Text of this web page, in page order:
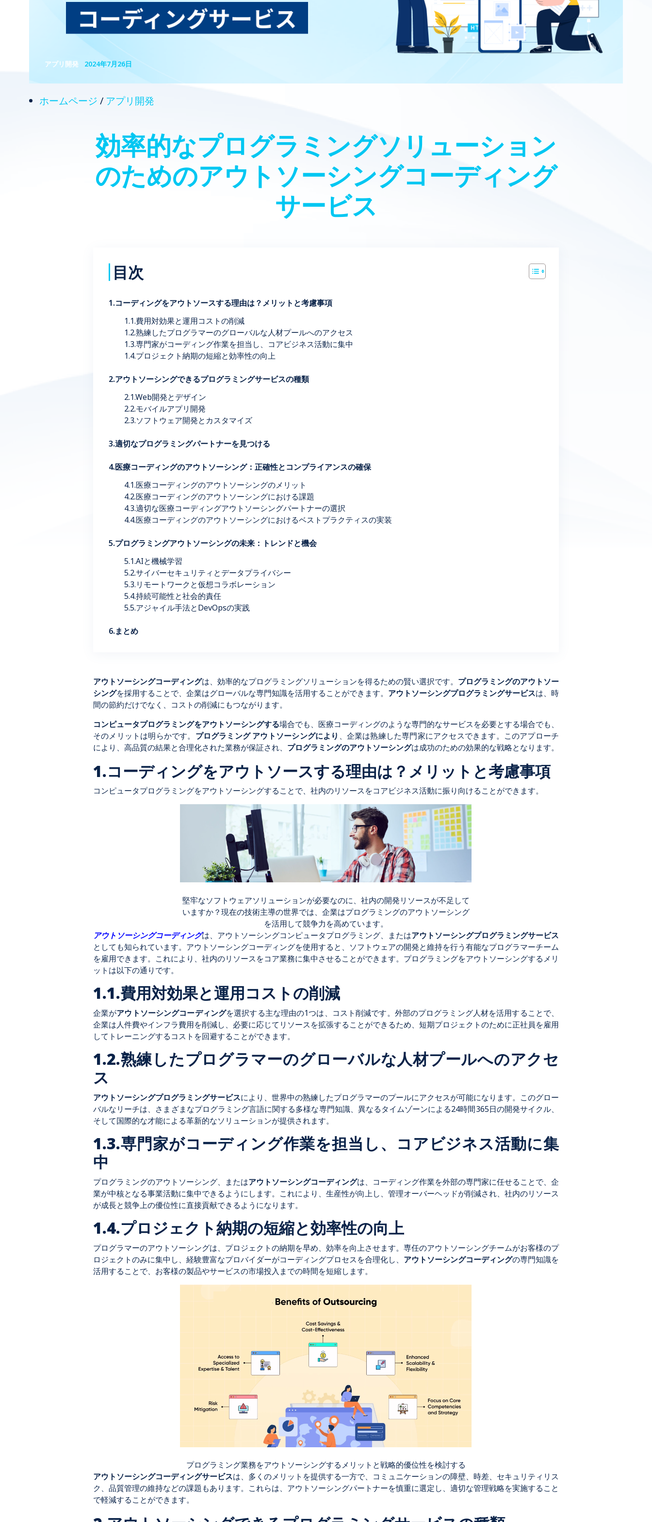
アプリ開発 2024年7月26日
ホームページ / アプリ開発
効率的なプログラミングソリューション
のためのアウトソーシングコーディング
サービス
アウトソーシングコーディングは、効率的なプログラミングソリューションを得るための賢い選択です。 プログラミングのアウトソー
シングを採用することで、企業はグローバルな専門知識を活用することができます。 アウトソーシングプログラミングサービスは、時
間の節約だけでなく、コストの削減にもつながります。
コンピュータプログラミングをアウトソーシングする場合でも、医療コーディングのような専門的なサービスを必要とする場合でも、
そのメリットは明らかです。 プログラミング アウトソーシングにより 、企業は熟練した専門家にアクセスできます。このアプローチ
により、高品質の結果と合理化された業務が保証され、 プログラミングのアウトソーシングは成功のための効果的な戦略となります。
1.コーディングをアウトソースする理由は？メリットと考慮事項
コンピュータプログラミングをアウトソーシングすることで、社内のリソースをコアビジネス活動に振り向けることができます。
堅牢なソフトウェアソリューションが必要なのに、社内の開発リソースが不足して
いますか？現在の技術主導の世界では、企業はプログラミングのアウトソーシング
を活用して競争力を高めています。
アウトソーシングコーディングは、アウトソーシングコンピュータプログラミング、またはアウトソーシングプログラミングサービス
としても知られています。アウトソーシングコーディングを使用すると、ソフトウェアの開発と維持を行う有能なプログラマーチーム
を雇用できます。これにより、社内のリソースをコア業務に集中させることができます。プログラミングをアウトソーシングするメリ
ットは以下の通りです。
1.1.費用対効果と運用コストの削減
企業がアウトソーシングコーディングを選択する主な理由の1つは、コスト削減です。外部のプログラミング人材を活用することで、
企業は人件費やインフラ費用を削減し、必要に応じてリソースを拡張することができるため、短期プロジェクトのために正社員を雇用
してトレーニングするコストを回避することができます。
1.2.熟練したプログラマーのグローバルな人材プールへのアクセ
ス
アウトソーシングプログラミングサービスにより、世界中の熟練したプログラマーのプールにアクセスが可能になります。このグロー
バルなリーチは、さまざまなプログラミング言語に関する多様な専門知識、異なるタイムゾーンによる24時間365日の開発サイクル、
そして国際的な才能による革新的なソリューションが提供されます。
1.3.専門家がコーディング作業を担当し、コアビジネス活動に集
中
プログラミングのアウトソーシング、またはアウトソーシングコーディングは、コーディング作業を外部の専門家に任せることで、企
業が中核となる事業活動に集中できるようにします。これにより、生産性が向上し、管理オーバーヘッドが削減され、社内のリソース
が成長と競争上の優位性に直接貢献できるようになります。
1.4.プロジェクト納期の短縮と効率性の向上
プログラマーのアウトソーシングは、プロジェクトの納期を早め、効率を向上させます。専任のアウトソーシングチームがお客様のプ
ロジェクトのみに集中し、経験豊富なプロバイダーがコーディングプロセスを合理化し、 アウトソーシングコーディングの専門知識を
活用することで、お客様の製品やサービスの市場投入までの時間を短縮します。
プログラミング業務をアウトソーシングするメリットと戦略的優位性を検討する
アウトソーシングコーディングサービスは、多くのメリットを提供する一方で、コミュニケーションの障壁、時差、セキュリティリス
ク、品質管理の維持などの課題もあります。これらは、アウトソーシングパートナーを慎重に選定し、適切な管理戦略を実施すること
で軽減することができます。
目次
1.コーディングをアウトソースする理由は？メリットと考慮事項
1.1.費用対効果と運用コストの削減
1.2.熟練したプログラマーのグローバルな人材プールへのアクセス
1.3.専門家がコーディング作業を担当し、コアビジネス活動に集中
1.4.プロジェクト納期の短縮と効率性の向上
2.アウトソーシングできるプログラミングサービスの種類
2.1.Web開発とデザイン
2.2.モバイルアプリ開発
2.3.ソフトウェア開発とカスタマイズ
3.適切なプログラミングパートナーを見つける
4.医療コーディングのアウトソーシング：正確性とコンプライアンスの確保
4.1.医療コーディングのアウトソーシングのメリット
4.2.医療コーディングのアウトソーシングにおける課題
4.3.適切な医療コーディングアウトソーシングパートナーの選択
4.4.医療コーディングのアウトソーシングにおけるベストプラクティスの実装
5.プログラミングアウトソーシングの未来：トレンドと機会
5.1.AIと機械学習
5.2.サイバーセキュリティとデータプライバシー
5.3.リモートワークと仮想コラボレーション
5.4.持続可能性と社会的責任
5.5.アジャイル手法とDevOpsの実践
6.まとめ